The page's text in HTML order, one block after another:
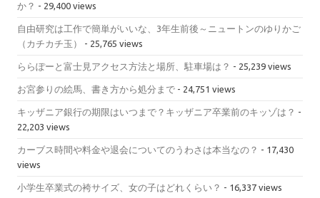
か？ - 29,400 views
自由研究は工作で簡単がいいな、3年生前後～ニュートンのゆりかご
（カチカチ玉）
- 25,765 views
ららぽーと富士見アクセス方法と場所、駐車場は？ - 25,239 views
お宮参りの絵馬、書き方から処分まで - 24,751 views
キッザニア銀行の期限はいつまで？キッザニア卒業前のキッゾは？ -
22,203 views
カーブス時間や料金や退会についてのうわさは本当なの？ - 17,430
views
小学生卒業式の袴サイズ、女の子はどれくらい？ - 16,337 views